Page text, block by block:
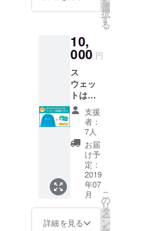
い。
いただ
シャツ
の受け
オープ
ン後、
２０１
９年末
までと
させて
いただ
きま
す。 送
付ご希
望の場
合、備
お書き
レーで
す。 ご
希望の
サイズ
をお選
びいた
だき、
備考欄
にご記
入くだ
さい。
S M
L XL
クラウ
ドファ
ウン
ディン
として
ス
トの展
開はし
ていき
ます
が、今
回は、
このク
ラウド
ファン
ディン
グにご
協力い
ただい
た方限
定のも
のとな
りま
選
択
す
る
10,
000 円
ス
ウェッ
トはお
店に
コー
ヒーを
飲みに
来られ
た時に
お渡し
しま
す。 今
後も
グッズ
支援
者：
7人
お届
け予
定：
2019
年07
月
詳細を見る
こ
の
リ
タ
ー
ン
を